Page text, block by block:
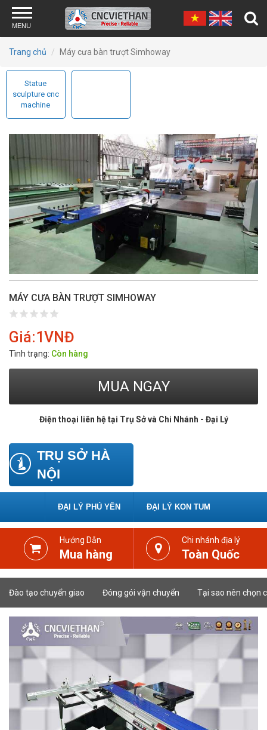
Skip to main content
MENU
Trang chủ Máy cưa bàn trượt Simhoway
Statue
sculpture cnc
machine
MÁY CƯA BÀN TRƯỢT SIMHOWAY
Giá:1VNĐ
Tình trạng: Còn hàng
MUA NGAY
Điện thoại liên hệ tại Trụ Sở và Chi Nhánh - Đại Lý
TRỤ SỞ HÀ
NỘI
ĐẠI LÝ PHÚ YÊN ĐẠI LÝ KON TUM
Hướng Dẫn
Mua hàng
Chi nhánh địa lý
Toàn Quốc
Đào tạo chuyển giao Đóng gói vận chuyển Tại sao nên chọn